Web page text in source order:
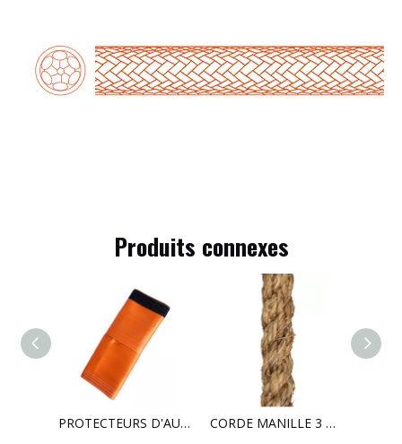
Produits connexes
PROTECTEURS D'AUSSIERES CORDE MANILLE 3 BRINS